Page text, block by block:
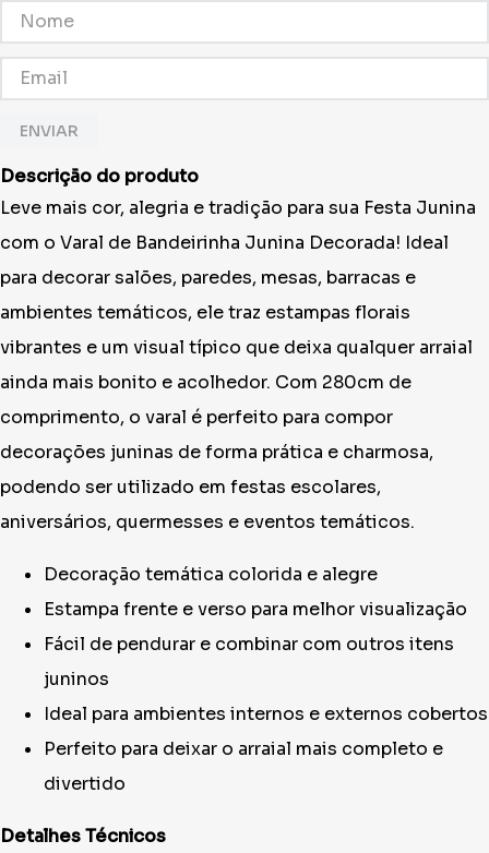
ENVIAR
Descrição do produto
Leve mais cor, alegria e tradição para sua Festa Junina
com o Varal de Bandeirinha Junina Decorada! Ideal
para decorar salões, paredes, mesas, barracas e
ambientes temáticos, ele traz estampas florais
vibrantes e um visual típico que deixa qualquer arraial
ainda mais bonito e acolhedor. Com 280cm de
comprimento, o varal é perfeito para compor
decorações juninas de forma prática e charmosa,
podendo ser utilizado em festas escolares,
aniversários, quermesses e eventos temáticos.
Decoração temática colorida e alegre
Estampa frente e verso para melhor visualização
Fácil de pendurar e combinar com outros itens
juninos
Ideal para ambientes internos e externos cobertos
Perfeito para deixar o arraial mais completo e
divertido
Detalhes Técnicos